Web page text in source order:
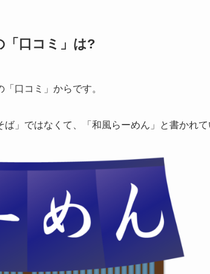
「口コミ」は?
口コミ」からです。
」ではなくて、「和風らーめん」と書かれて